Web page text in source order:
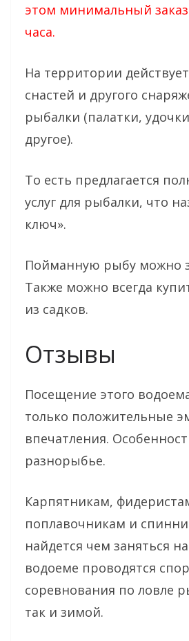
этом минимальный
часа.
На территории
снастей и другого
рыбалки (палатки,
другое).
То есть предлагается
услуг для рыбалки, что
ключ».
Пойманную рыбу можно
Также можно всегда
из садков.
Отзывы
Посещение этого
только положительные
впечатления.
разнорыбье.
Карпятникам,
поплавочникам и
найдется чем заняться
водоеме проводятся
соревнования по ловле
так и зимой.